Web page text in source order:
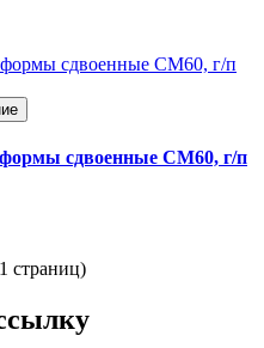
сдвоенные CM60, г/п
страниц)